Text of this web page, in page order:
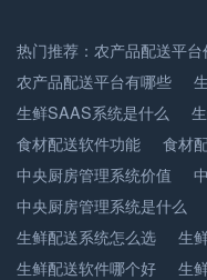
热门推荐： 农产品配送平台
农产品配送平台有哪些
生鲜SAAS系统是什么
食材配送软件功能
食材
中央厨房管理系统价值
中央厨房管理系统是什么
生鲜配送系统怎么选
生
生鲜配送软件哪个好
生